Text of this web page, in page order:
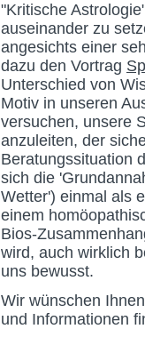
"Kritische
auseinander zu
angesichts einer
dazu den Vortrag
Unterschied von
Motiv in unseren
versuchen, unsere
anzuleiten, der
Beratungssituation
sich die
Wetter') einmal als
einem
Bios-
wird, auch wirklich
uns bewusst.
Wir wünschen
und Informationen